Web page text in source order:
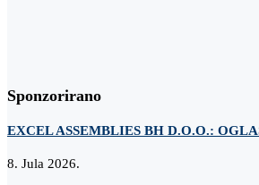
Sponzorirano
EXCEL ASSEMBLIES BH D.O.O.:
8. Jula 2026.